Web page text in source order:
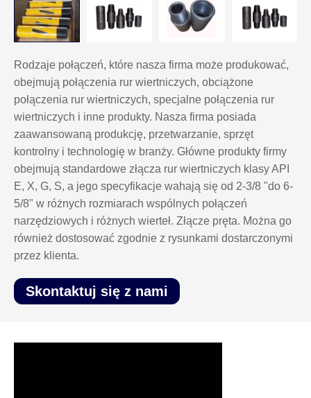
Rodzaje połączeń, które nasza firma może produkować,
obejmują połączenia rur wiertniczych, obciążone
połączenia rur wiertniczych, specjalne połączenia rur
wiertniczych i inne produkty. Nasza firma posiada
zaawansowaną produkcję, przetwarzanie, sprzęt
kontrolny i technologię w branży. Główne produkty firmy
obejmują standardowe złącza rur wiertniczych klasy API
E, X, G, S, a jego specyfikacje wahają się od 2-3/8 "do 6-
5/8" w różnych rozmiarach wspólnych połączeń
narzędziowych i różnych wierteł. Złącze pręta. Można go
również dostosować zgodnie z rysunkami dostarczonymi
przez klienta.
Skontaktuj się z nami